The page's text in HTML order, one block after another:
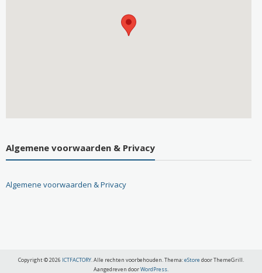
Algemene voorwaarden & Privacy
Algemene voorwaarden & Privacy
Copyright © 2026 ICTFACTORY. Alle rechten voorbehouden. Thema:eStore door ThemeGrill.
Aangedreven doorWordPress.